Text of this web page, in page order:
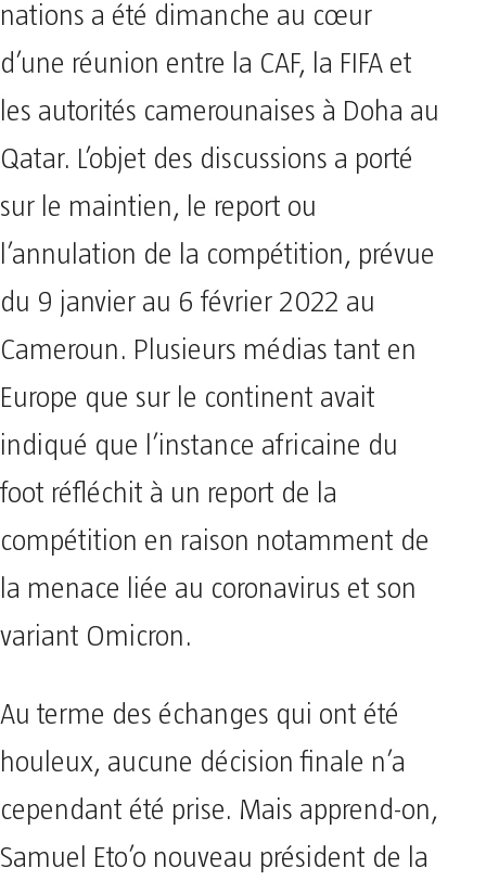
nations a été dimanche au cœur
d’une réunion entre la CAF, la FIFA et
les autorités camerounaises à Doha au
Qatar. L’objet des discussions a porté
sur le maintien, le report ou
l’annulation de la compétition, prévue
du 9 janvier au 6 février 2022 au
Cameroun. Plusieurs médias tant en
Europe que sur le continent avait
indiqué que l’instance africaine du
foot réfléchit à un report de la
compétition en raison notamment de
la menace liée au coronavirus et son
variant Omicron.
Au terme des échanges qui ont été
houleux, aucune décision finale n’a
cependant été prise. Mais apprend-on,
Samuel Eto’o nouveau président de la